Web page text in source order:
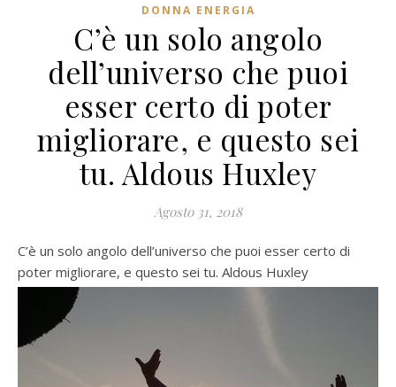
DONNA ENERGIA
C’è un solo angolo
dell’universo che puoi
esser certo di poter
migliorare, e questo sei
tu. Aldous Huxley
Agosto 31, 2018
C’è un solo angolo dell’universo che puoi esser certo di
poter migliorare, e questo sei tu. Aldous Huxley